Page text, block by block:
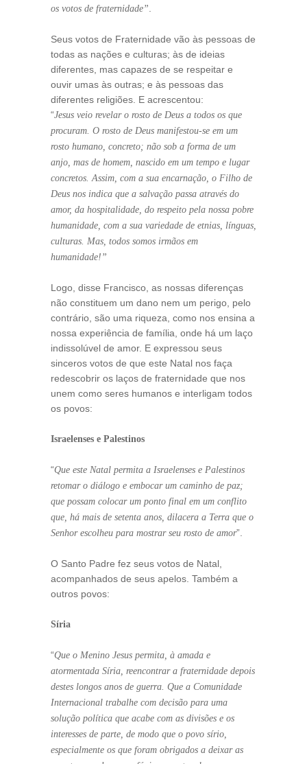
os votos de fraternidade”
Seus votos de Fraternidade vão às pessoas de
todas as nações e culturas; às de ideias
diferentes, mas capazes de se respeitar e
ouvir umas às outras; e às pessoas das
diferentes religiões. E acrescentou:
“Jesus veio revelar o rosto de Deus a todos os que
procuram. O rosto de Deus manifestou-se em um
rosto humano, concreto; não sob a forma de um
anjo, mas de homem, nascido em um tempo e lugar
concretos. Assim, com a sua encarnação, o Filho de
Deus nos indica que a salvação passa através do
amor, da hospitalidade, do respeito pela nossa pobre
humanidade, com a sua variedade de etnias, línguas,
culturas. Mas, todos somos irmãos em
humanidade!”
Logo, disse Francisco, as nossas diferenças
não constituem um dano nem um perigo, pelo
contrário, são uma riqueza, como nos ensina a
nossa experiência de família, onde há um laço
indissolúvel de amor. E expressou seus
sinceros votos de que este Natal nos faça
redescobrir os laços de fraternidade que nos
unem como seres humanos e interligam todos
os povos:
Israelenses e Palestinos
“Que este Natal permita a Israelenses e Palestinos
retomar o diálogo e embocar um caminho de paz;
que possam colocar um ponto final em um conflito
que, há mais de setenta anos, dilacera a Terra que o
Senhor escolheu para mostrar seu rosto de amor”.
O Santo Padre fez seus votos de Natal,
acompanhados de seus apelos. Também a
outros povos:
Síria
“Que o Menino Jesus permita, à amada e
atormentada Síria, reencontrar a fraternidade depois
destes longos anos de guerra. Que a Comunidade
Internacional trabalhe com decisão para uma
solução política que acabe com as divisões e os
interesses de parte, de modo que o povo sírio,
especialmente os que foram obrigados a deixar as